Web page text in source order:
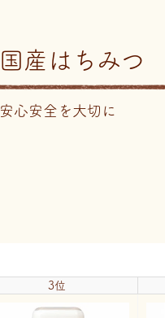
国産はちみつ
安心安全を大切に
3位